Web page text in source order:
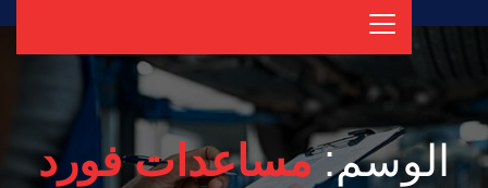
الوسم:مساعدات فورد